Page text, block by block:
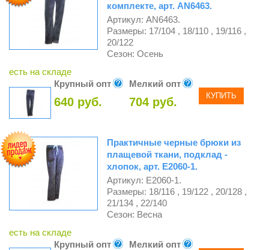
комплекте, арт. AN6463.
Артикул: AN6463.
Размеры: 17/104 , 18/110 , 19/116 ,
20/122
Сезон: Осень
есть на складе
Крупный опт
Мелкий опт
640 руб. 704 руб. КУПИТЬ
Практичные черные брюки из
плащевой ткани, подклад -
хлопок, арт. Е2060-1.
Артикул: Е2060-1.
Размеры: 18/116 , 19/122 , 20/128 ,
21/134 , 22/140
Сезон: Весна
есть на складе
Крупный опт
Мелкий опт